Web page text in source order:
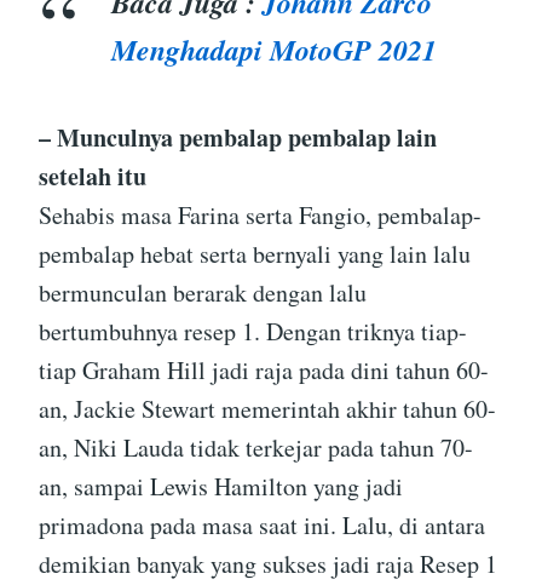
Menghadapi MotoGP 2021
– Munculnya pembalap pembalap lain
setelah itu
Sehabis masa Farina serta Fangio, pembalap-
pembalap hebat serta bernyali yang lain lalu
bermunculan berarak dengan lalu
bertumbuhnya resep 1. Dengan triknya tiap-
tiap Graham Hill jadi raja pada dini tahun 60-
an, Jackie Stewart memerintah akhir tahun 60-
an, Niki Lauda tidak terkejar pada tahun 70-
an, sampai Lewis Hamilton yang jadi
primadona pada masa saat ini. Lalu, di antara
demikian banyak yang sukses jadi raja Resep 1